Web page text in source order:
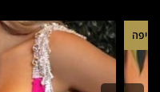
חיפה